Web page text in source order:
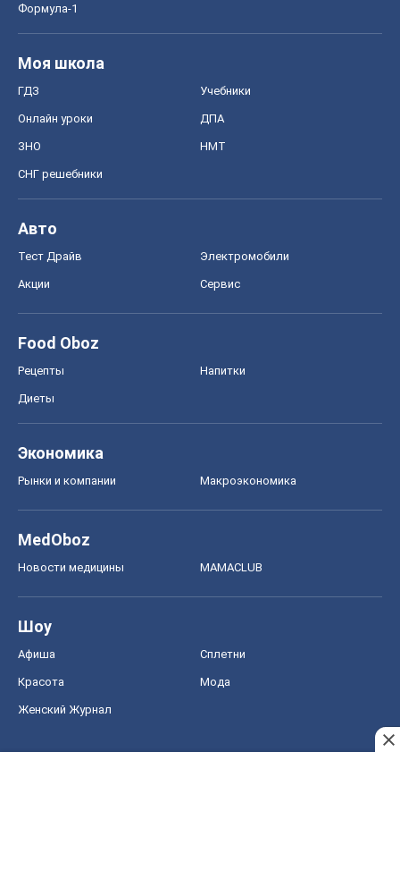
Формула-1
Моя школа
ГДЗ Учебники
Онлайн уроки ДПА
ЗНО НМТ
СНГ решебники
Авто
Тест Драйв Электромобили
Акции Сервис
Food Oboz
Рецепты Напитки
Диеты
Экономика
Рынки и компании Mакроэкономика
MedOboz
Новости медицины MAMACLUB
Шоу
Афиша Сплетни
Красота Мода
Женский Журнал